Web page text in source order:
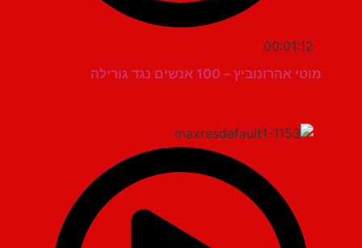
00:01:12
מוטי אהרונוביץ – 100 אנשים נגד גורילה